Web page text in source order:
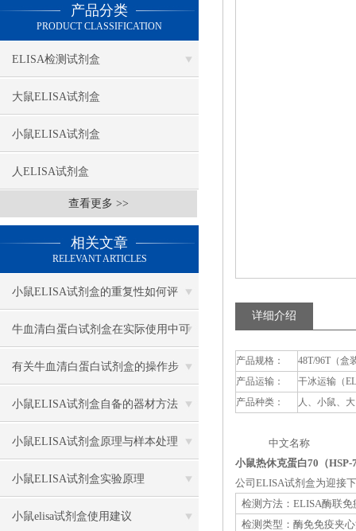
产品分类
PRODUCT CLASSIFICATION
ELISA检测试剂盒
大鼠ELISA试剂盒
小鼠ELISA试剂盒
人ELISA试剂盒
查看更多 >>
相关文章
RELEVANT ARTICLES
小鼠ELISA试剂盒的重复性如何评
估？
牛血清白蛋白试剂盒在实际使用中可
分为多种类型测定
有关牛血清白蛋白试剂盒的操作步
骤，以下有详细说明
小鼠ELISA试剂盒自备的器材方法
小鼠ELISA试剂盒原理与样本处理
小鼠ELISA试剂盒实验原理
小鼠elisa试剂盒使用建议
详细介绍
产品规格：
48T/96T（盒
产品运输：
干冰运输（
产品种类：
人、小鼠、
中文名称 英
小鼠热休克蛋白70（
公司ELISA试剂盒为迎接
检测方法：ELISA酶联免
检测类型：酶免免疫夹